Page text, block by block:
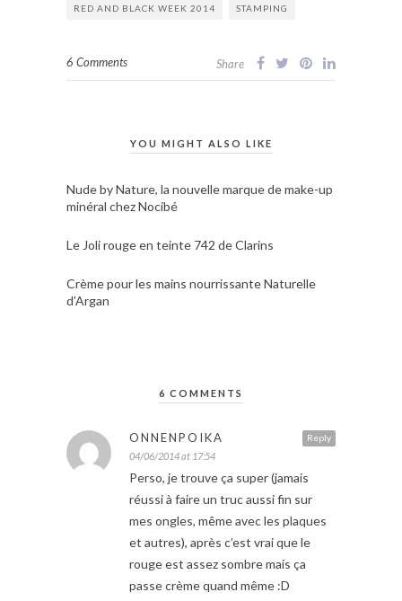
RED AND BLACK WEEK 2014 STAMPING
6 Comments Share
YOU MIGHT ALSO LIKE
Nude by Nature, la nouvelle marque de make-up
minéral chez Nocibé
Le Joli rouge en teinte 742 de Clarins
Crème pour les mains nourrissante Naturelle
d’Argan
6 COMMENTS
Reply
ONNENPOIKA
04/06/2014 at 17:54
Perso, je trouve ça super (jamais
réussi à faire un truc aussi fin sur
mes ongles, même avec les plaques
et autres), après c’est vrai que le
rouge est assez sombre mais ça
passe crème quand même :D